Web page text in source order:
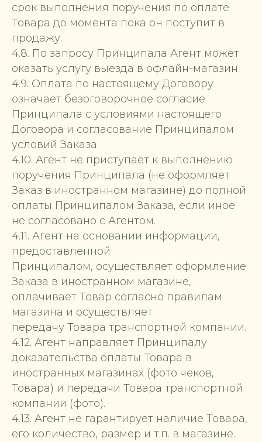
срок выполнения поручения по оплате
Товара до момента пока он поступит в
продажу.
4.8. По запросу Принципала Агент может
оказать услугу выезда в офлайн-магазин.
4.9. Оплата по настоящему Договору
означает безоговорочное согласие
Принципала с условиями настоящего
Договора и согласование Принципалом
условий Заказа.
4.10. Агент не приступает к выполнению
поручения Принципала (не оформляет
Заказ в иностранном магазине) до полной
оплаты Принципалом Заказа, если иное
не согласовано с Агентом.
4.11. Агент на основании информации,
предоставленной
Принципалом, осуществляет оформление
Заказа в иностранном магазине,
оплачивает Товар согласно правилам
магазина и осуществляет
передачу Товара транспортной компании.
4.12. Агент направляет Принципалу
доказательства оплаты Товара в
иностранных магазинах (фото чеков,
Товара) и передачи Товара транспортной
компании (фото).
4.13. Агент не гарантирует наличие Товара,
его количество, размер и т.п. в магазине.